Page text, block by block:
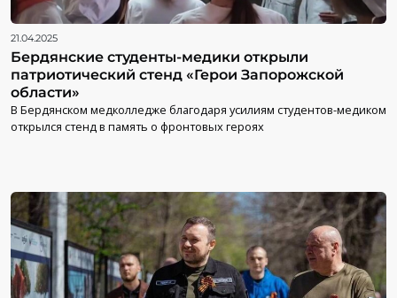
21.04.2025
Бердянские студенты-медики открыли
патриотический стенд «Герои Запорожской
области»
В Бердянском медколледже благодаря усилиям студентов-медиком
открылся стенд в память о фронтовых героях